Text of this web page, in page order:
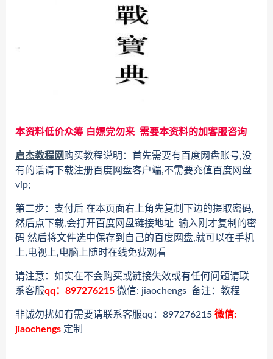
本资料低价众筹 白嫖党勿来 需要本资料的加客服咨询
启杰教程网购买教程说明：首先需要有百度网盘账号,没
有的话请下载注册百度网盘客户端,不需要充值百度网盘
vip;
第二步：支付后 在本页面右上角先复制下边的提取密码,
然后点下载,会打开百度网盘链接地址 输入刚才复制的密
码 然后将文件选中保存到自己的百度网盘,就可以在手机
上,电视上,电脑上随时在线免费观看
请注意：如实在不会购买或链接失效或有任何问题请联
系客服qq：897276215 微信: jiaochengs 备注：教程
非诚勿扰如有需要请联系客服qq：897276215 微信:
jiaochengs 定制